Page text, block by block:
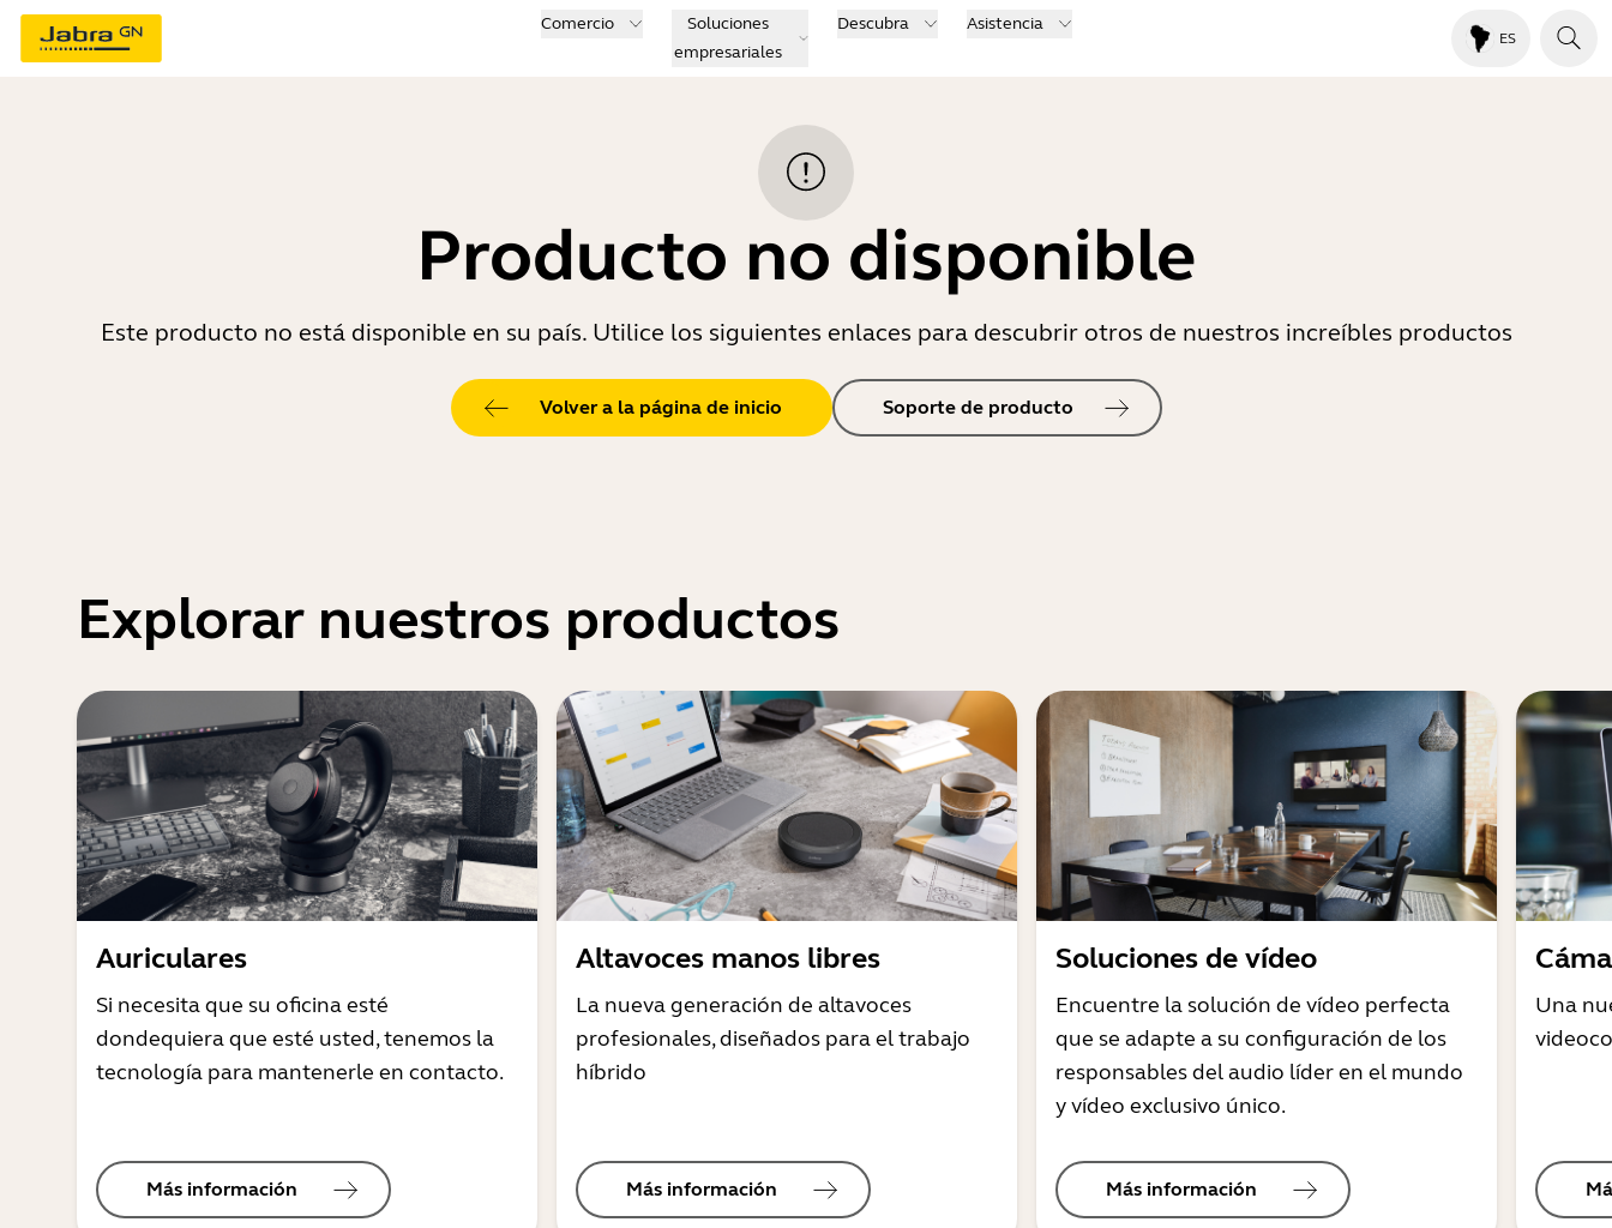
Comercio
Soluciones
empresariales
Descubra Asistencia
ES
Producto no disponible
Este producto no está disponible en su país. Utilice los siguientes enlaces para descubrir otros de nuestros increíbles productos
Volver a la página de inicio Soporte de producto
Explorar nuestros productos
Auriculares
Si necesita que su oficina esté
dondequiera que esté usted, tenemos la
tecnología para mantenerle en contacto.
Más información
Altavoces manos libres
La nueva generación de altavoces
profesionales, diseñados para el trabajo
híbrido
Más información
Soluciones de vídeo
Encuentre la solución de vídeo perfecta
que se adapte a su configuración de los
responsables del audio líder en el mundo
y vídeo exclusivo único.
Más información
Una